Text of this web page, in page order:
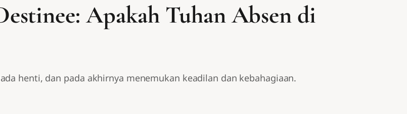
Apakah Tuhan Absen di
henti, dan pada akhirnya menemukan keadilan dan kebahagiaan.